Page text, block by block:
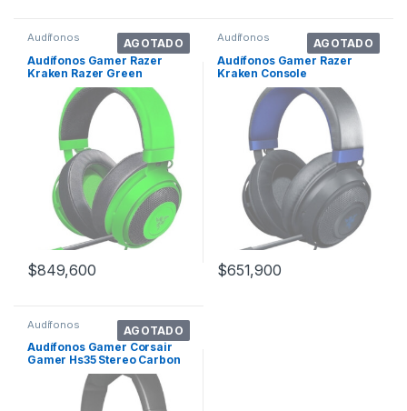
AGOTADO
Audífonos
Audífonos Gamer Razer
Kraken Razer Green
$849,600
AGOTADO
Audífonos
Audífonos Gamer Razer
Kraken Console
$651,900
AGOTADO
Audífonos
Audífonos Gamer Corsair
Gamer Hs35 Stereo Carbon